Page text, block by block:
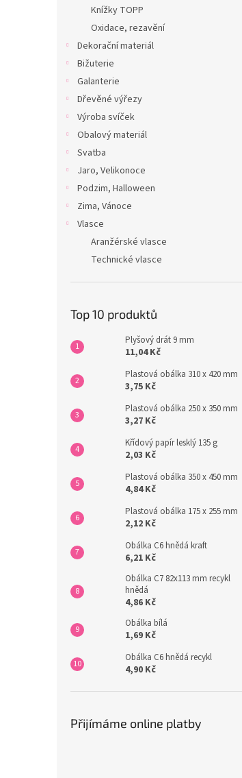
Knížky TOPP
Oxidace, rezavění
Dekorační materiál
Bižuterie
Galanterie
Dřevěné výřezy
Výroba svíček
Obalový materiál
Svatba
Jaro, Velikonoce
Podzim, Halloween
Zima, Vánoce
Vlasce
Aranžérské vlasce
Technické vlasce
Top 10 produktů
Plyšový drát 9 mm
11,04 Kč
Plastová obálka 310 x 420 mm
3,75 Kč
Plastová obálka 250 x 350 mm
3,27 Kč
Křídový papír lesklý 135 g
2,03 Kč
Plastová obálka 350 x 450 mm
4,84 Kč
Plastová obálka 175 x 255 mm
2,12 Kč
Obálka C6 hnědá kraft
6,21 Kč
Obálka C7 82x113 mm recykl
hnědá
4,86 Kč
Obálka bílá
1,69 Kč
Obálka C6 hnědá recykl
4,90 Kč
Přijímáme online platby